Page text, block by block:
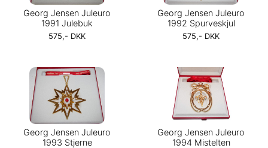
Georg Jensen Juleuro
1991 Julebuk
575,- DKK
Georg Jensen Juleuro
1992 Spurveskjul
575,- DKK
Georg Jensen Juleuro
1993 Stjerne
Georg Jensen Juleuro
1994 Mistelten